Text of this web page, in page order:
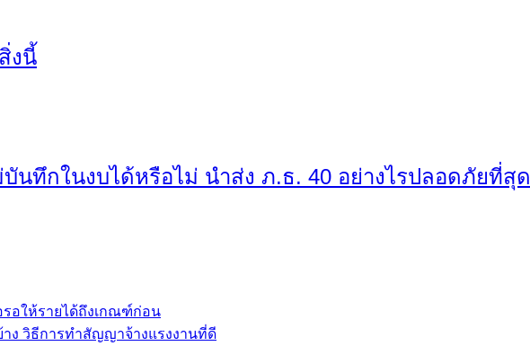
งนี้
บันทึกในงบได้หรือไม่ นำส่ง ภ.ธ. 40 อย่างไรปลอดภัยที่สุด
รอให้รายได้ถึงเกณฑ์ก่อน
ง วิธีการทำสัญญาจ้างแรงงานที่ดี